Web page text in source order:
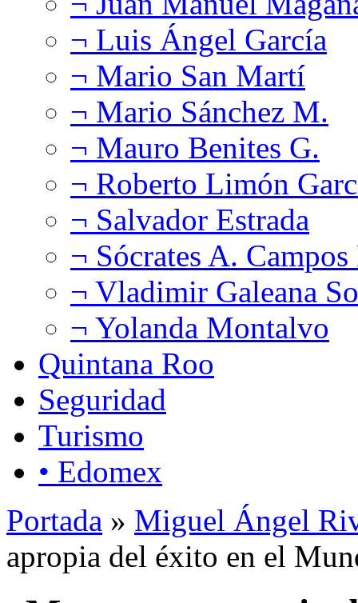
¬ Luis Ángel García
¬ Mario San Martí
¬ Mario Sánchez M.
¬ Mauro Benites G.
¬ Roberto Limón
¬ Salvador Estrada
¬ Sócrates A.
¬ Vladimir Galeana
¬ Yolanda Montalvo
Quintana Roo
Seguridad
Turismo
• Edomex
Portada » Miguel Ángel
apropia del éxito en el